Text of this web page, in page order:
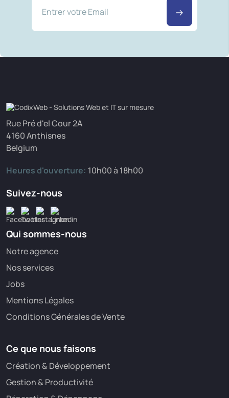
Rue Pré d'el Cour 2A
4160 Anthisnes
Belgium
Heures d'ouverture: 10h00 à 18h00
Suivez-nous
Qui sommes-nous
Notre agence
Nos services
Jobs
Mentions Légales
Conditions Générales de Vente
Ce que nous faisons
Création & Développement
Gestion & Productivité